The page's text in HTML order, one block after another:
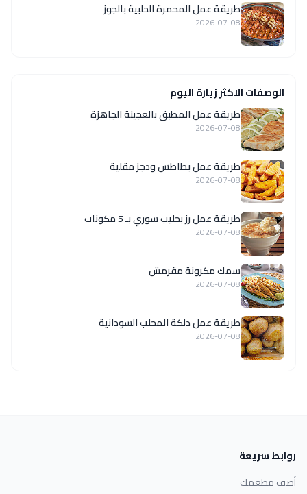
طريقة عمل المحمرة الحلبية بالجوز
2026-07-08
الوصفات الاكثر زيارة اليوم
طريقة عمل المطبق بالعجينة الجاهزة
2026-07-08
طريقة عمل بطاطس ودجز مقلية
2026-07-08
طريقة عمل رز بحليب سوري بـ 5 مكونات
2026-07-08
سمك مكرونة مقرمش
2026-07-08
طريقة عمل دلكة المحلب السودانية
2026-07-08
روابط سريعة
أضف مطعمك